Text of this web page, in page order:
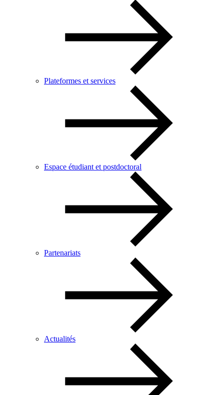
Plateformes et services
Espace étudiant et postdoctoral
Partenariats
Actualités